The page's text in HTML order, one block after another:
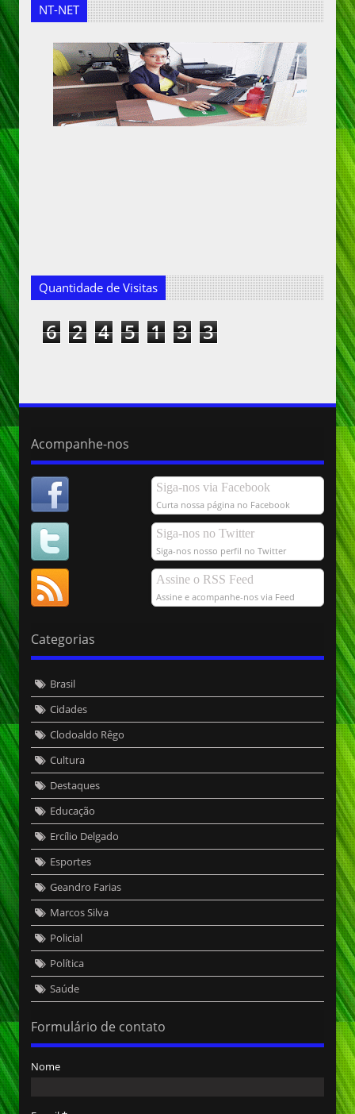
NT-NET
Quantidade de Visitas
6 2 4 5 1 3 3
Acompanhe-nos
Siga-nos via Facebook
Curta nossa página no Facebook
Siga-nos no Twitter
Siga-nos nosso perfil no Twitter
Assine o RSS Feed
Assine e acompanhe-nos via Feed
Categorias
Brasil
Cidades
Clodoaldo Rêgo
Cultura
Destaques
Educação
Ercílio Delgado
Esportes
Geandro Farias
Marcos Silva
Policial
Política
Saúde
Formulário de contato
Nome